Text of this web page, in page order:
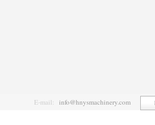
E-mail: info@hnysmachinery.com